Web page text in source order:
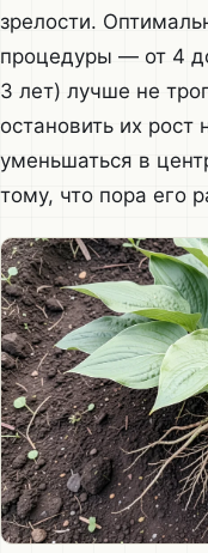
зрелости.
процедуры — от 4
3 лет) лучше не
остановить их рост
уменьшаться в
тому, что пора его